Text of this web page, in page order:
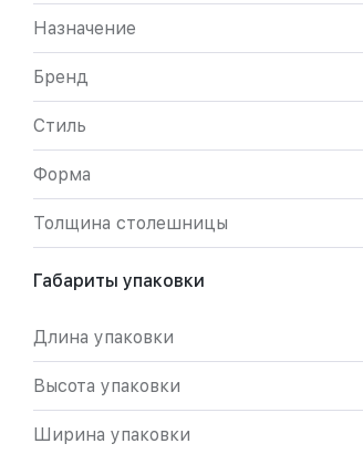
Назначение
Бренд
Стиль
Форма
Толщина столешницы
Габариты упаковки
Длина упаковки
Высота упаковки
Ширина упаковки